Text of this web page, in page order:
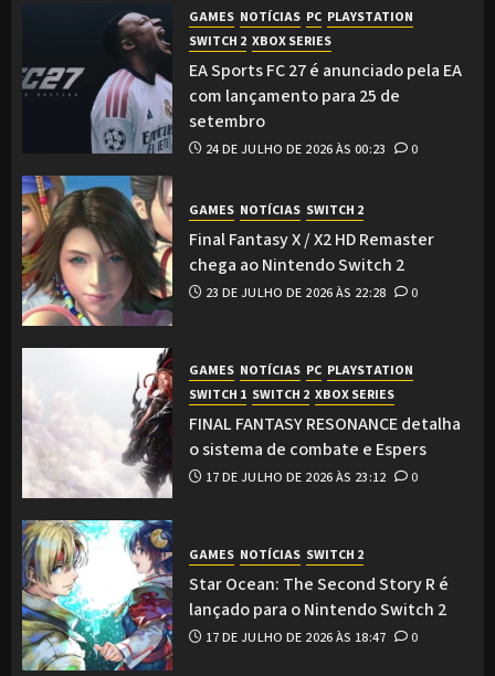
GAMES NOTÍCIAS PC PLAYSTATION
SWITCH 2 XBOX SERIES
EA Sports FC 27 é anunciado pela EA
com lançamento para 25 de
setembro
24 DE JULHO DE 2026 ÀS 00:23 0
GAMES NOTÍCIAS SWITCH 2
Final Fantasy X / X2 HD Remaster
chega ao Nintendo Switch 2
23 DE JULHO DE 2026 ÀS 22:28 0
GAMES NOTÍCIAS PC PLAYSTATION
SWITCH 1 SWITCH 2 XBOX SERIES
FINAL FANTASY RESONANCE detalha
o sistema de combate e Espers
17 DE JULHO DE 2026 ÀS 23:12 0
GAMES NOTÍCIAS SWITCH 2
Star Ocean: The Second Story R é
lançado para o Nintendo Switch 2
17 DE JULHO DE 2026 ÀS 18:47 0